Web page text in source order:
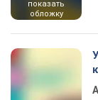
показать
обложку